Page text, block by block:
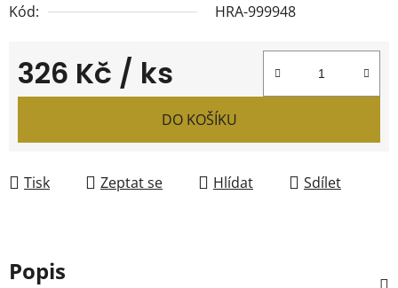
Kód:
HRA-999948
326 Kč / ks
Měrná cena:
DO KOŠÍKU
Tisk Zeptat se Hlídat Sdílet
Popis